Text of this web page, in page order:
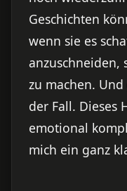
Geschichten
wenn sie es
anzuschneiden,
zu machen.
der Fall. Dieses
emotional
mich ein ganz